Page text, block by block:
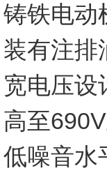
铸铁电动
装有注排
宽电压设
高至
低噪音水